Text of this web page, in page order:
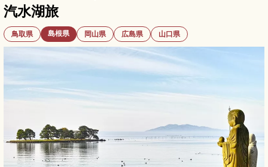
汽水湖旅
鳥取県 島根県 岡山県 広島県 山口県